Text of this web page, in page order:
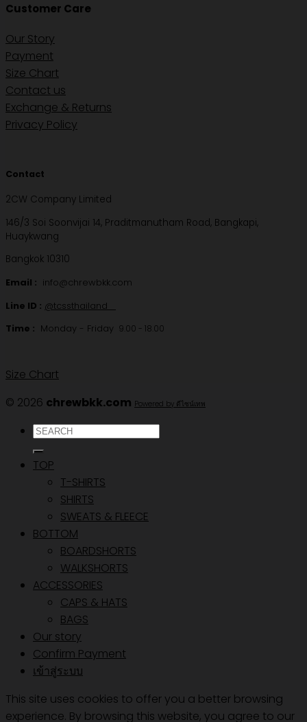
Customer Care
Our Story
Payment
Size Chart
Contact us
Exchange & Returns
Privacy Policy
Contact
2CW Company Limited
146/3 Soi Soonvijai 14, Praditmanutham Road, Bangkapi,
Huaykwang
Bangkok 10310
Email : info@chrewbkk.com
Line ID : @tcssthailand
Time : Monday - Friday 9.00 - 18.00
Size Chart
© 2026 chrewbkk.com Powered by ดีไซน์เทพ
ค้นหา:
TOP
T-SHIRTS
SHIRTS
SWEATS & FLEECE
BOTTOM
BOARDSHORTS
WALKSHORTS
ACCESSORIES
CAPS & HATS
BAGS
Our story
Confirm Payment
เข้าสู่ระบบ
This site uses cookies to offer you a better browsing
experience. By browsing this website, you agree to our